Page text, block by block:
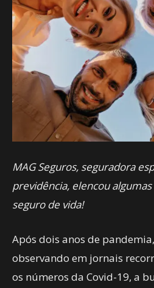
MAG Seguros, seguradora
previdência, elencou
seguro de vida!
Após dois anos de
observando em jornais
os números da Covid-19, a